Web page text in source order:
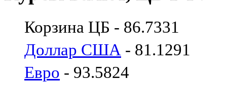
Корзина ЦБ - 86.7331
Доллар США - 81.1291
Евро - 93.5824